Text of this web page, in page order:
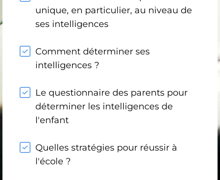
unique, en particulier, au niveau de
ses intelligences
Comment déterminer ses
intelligences ?
Le questionnaire des parents pour
déterminer les intelligences de
l'enfant
Quelles stratégies pour réussir à
l'école ?